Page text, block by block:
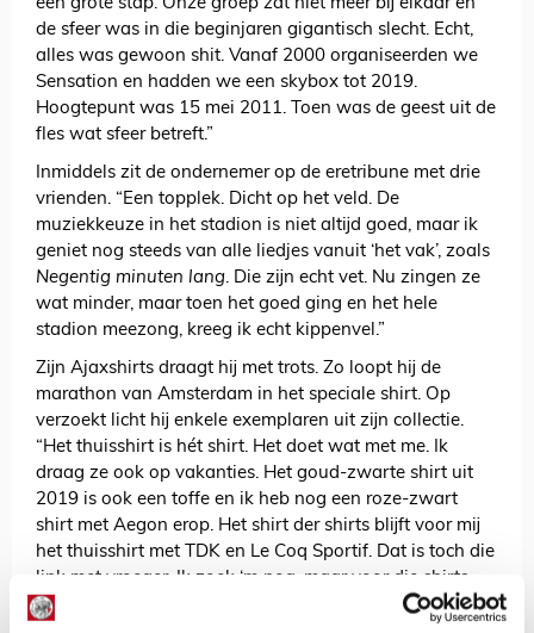
een grote stap. Onze groep zat niet meer bij elkaar en
de sfeer was in die beginjaren gigantisch slecht. Echt,
alles was gewoon shit. Vanaf 2000 organiseerden we
Sensation en hadden we een skybox tot 2019.
Hoogtepunt was 15 mei 2011. Toen was de geest uit de
fles wat sfeer betreft.”
Inmiddels zit de ondernemer op de eretribune met drie
vrienden. “Een topplek. Dicht op het veld. De
muziekkeuze in het stadion is niet altijd goed, maar ik
geniet nog steeds van alle liedjes vanuit ‘het vak’, zoals
Negentig minuten lang. Die zijn echt vet. Nu zingen ze
wat minder, maar toen het goed ging en het hele
stadion meezong, kreeg ik echt kippenvel.”
Zijn Ajaxshirts draagt hij met trots. Zo loopt hij de
marathon van Amsterdam in het speciale shirt. Op
verzoekt licht hij enkele exemplaren uit zijn collectie.
“Het thuisshirt is hét shirt. Het doet wat met me. Ik
draag ze ook op vakanties. Het goud-zwarte shirt uit
2019 is ook een toffe en ik heb nog een roze-zwart
shirt met Aegon erop. Het shirt der shirts blijft voor mij
het thuisshirt met TDK en Le Coq Sportif. Dat is toch die
link met vroeger. Ik zoek ‘m nog, maar voor die shirts
vragen ze vijfhonderd euro, geloof ik.”